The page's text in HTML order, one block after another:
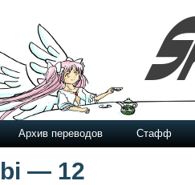
Архив переводов Стафф
— 12